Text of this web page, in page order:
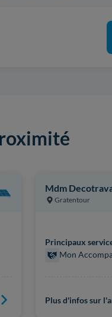
Mdm
Gratentour
Principaux
Mon
Plus d'infos sur